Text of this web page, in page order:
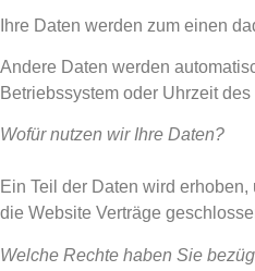
Ihre Daten werden zum einen
Andere Daten werden
Betriebssystem oder Uhrzeit
Wofür nutzen wir Ihre Daten?
Ein Teil der Daten wird
die Website Verträge
Welche Rechte haben Sie